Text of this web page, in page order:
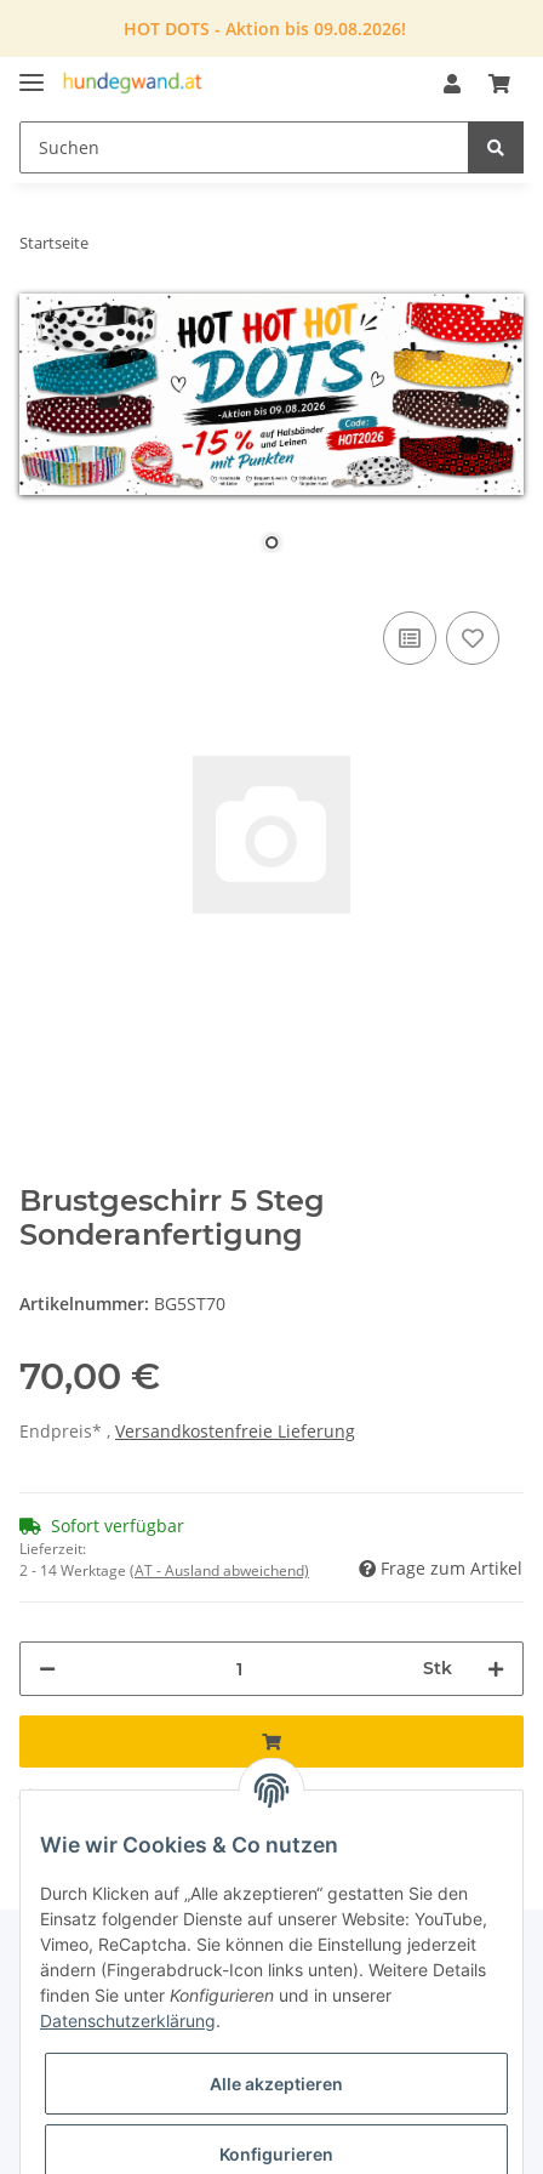
HOT DOTS - Aktion bis 09.08.2026!
Startseite
Brustgeschirr 5 Steg
Sonderanfertigung
Artikelnummer: BG5ST70
70,00 €
Endpreis* , Versandkostenfreie Lieferung
Sofort verfügbar
Lieferzeit:
2 - 14 Werktage (AT - Ausland abweichend) Frage zum Artikel
Stk
Loading... Komponenten werden geladen ...
Informationen
Galerie
Wie wir Cookies & Co nutzen
Durch Klicken auf „Alle akzeptieren“ gestatten Sie den
Einsatz folgender Dienste auf unserer Website: YouTube,
Vimeo, ReCaptcha. Sie können die Einstellung jederzeit
ändern (Fingerabdruck-Icon links unten). Weitere Details
finden Sie unter Konfigurieren und in unserer
Datenschutzerklärung.
Alle akzeptieren
Konfigurieren